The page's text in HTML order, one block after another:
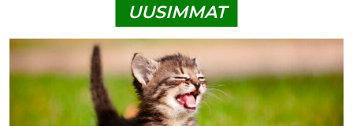
UUSIMMAT